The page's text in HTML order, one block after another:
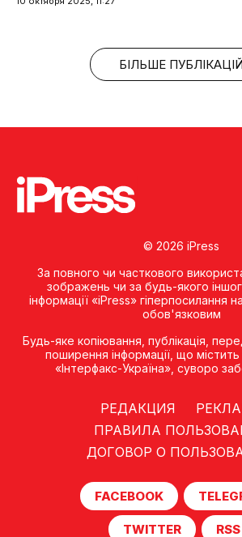
БІЛЬШЕ ПУБЛІКАЦІЙ
© 2026 iPress
За повного чи часткового
зображень чи за будь-якого
інформації «iPress» гіперпосилання
обов'язковим
Будь-яке копiювання, публiкацiя,
поширення iнформацiї, що мiстить
«Iнтерфакс-Україна», суворо
РЕДАКЦИЯ
ПРАВИЛА
ДОГОВОР О
FACEBOOK
TWITTER RSS